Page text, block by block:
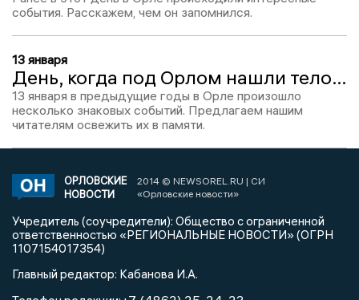
события. Расскажем, чем он запомнился.
13 января
День, когда под Орлом нашли тело сотрудника ОБЭП: 13 января в истории региона
13 января в предыдущие годы в Орле произошло
несколько знаковых событий. Предлагаем нашим
читателям освежить их в памяти.
ОРЛОВСКИЕ
НОВОСТИ
2014 © NEWSOREL.RU | СИ
«Орловские новости»
Учредитель (соучредители): Общество с ограниченной
ответственностью «РЕГИОНАЛЬНЫЕ НОВОСТИ» (ОГРН
1107154017354)
Главный редактор: Кабанова И.А.